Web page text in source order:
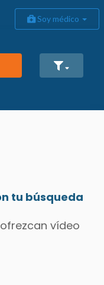
Soy médico
tu búsqueda
vídeo